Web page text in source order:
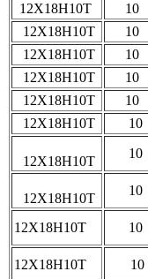
12Х18Н10Т
10
12Х18Н10Т
10
12Х18Н10Т
10
12Х18Н10Т
10
12Х18Н10Т
10
12Х18Н10Т
10
12Х18Н10Т
10
12Х18Н10Т
10
12Х18Н10Т 10
12Х18Н10Т 10